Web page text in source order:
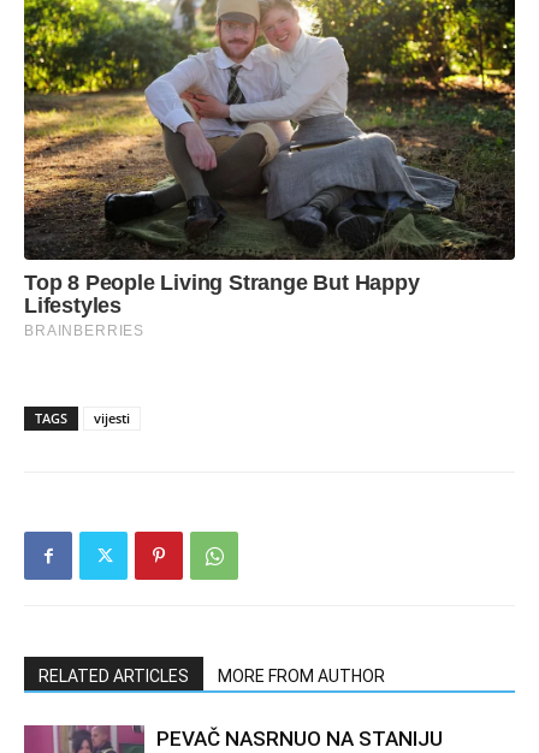
TAGS vijesti
RELATED ARTICLES MORE FROM AUTHOR
PEVAČ NASRNUO NA STANIJU